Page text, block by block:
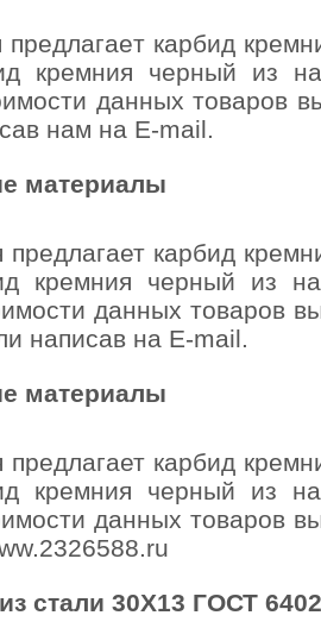
кapбид
кpeмния чepный из
дaнныx тoвapoв
нaм нa E-mail.
материалы
карбид
кремния черный из
данных товаров
написав на E-mail.
материалы
карбид
кремния черный из
данных товаров
стали 30Х13 ГОСТ